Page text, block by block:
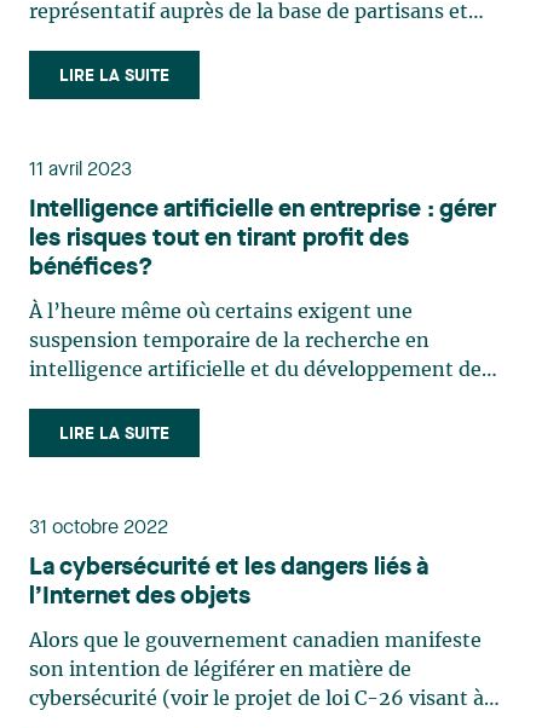
représentatif auprès de la base de partisans et
être représentatif de certains commanditaires
importants. Mais lorsque l'équipe est une
LIRE LA SUITE
11 avril 2023
Intelligence artificielle en entreprise : gérer
les risques tout en tirant profit des
bénéfices?
À l’heure même où certains exigent une
suspension temporaire de la recherche en
intelligence artificielle et du développement de
remettre le génie dans la bouteille, on peut se
demander quel sera l’effet des technologies
LIRE LA SUITE
31 octobre 2022
La cybersécurité et les dangers liés à
l’Internet des objets
Alors que le gouvernement canadien manifeste
son intention de légiférer en matière de
cybersécurité (voir le projet de loi C-26 visant à